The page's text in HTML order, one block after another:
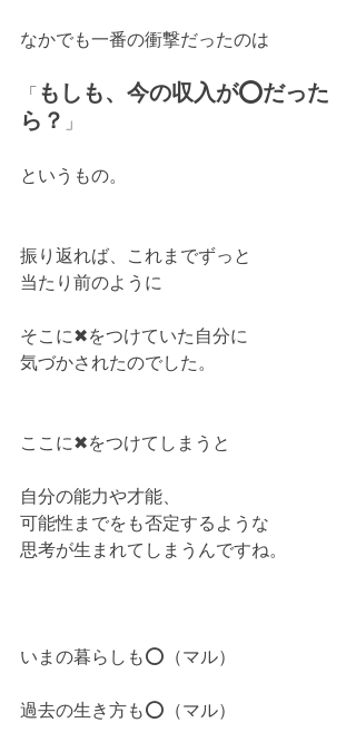
なかでも一番の衝撃だったのは
「 もしも、今の収入が⭕だった
ら？
」
というもの。
振り返れば、これまでずっと
当たり前のように
そこに✖をつけていた自分に
気づかされたのでした。
ここに✖をつけてしまうと
自分の能力や才能、
可能性までをも否定するような
思考が生まれてしまうんですね。
いまの暮らしも⭕（マル）
過去の生き方も⭕（マル）